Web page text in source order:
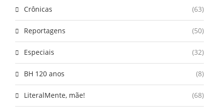
Crônicas (63)
Reportagens (50)
Especiais (32)
BH 120 anos (8)
LiteralMente, mãe! (68)